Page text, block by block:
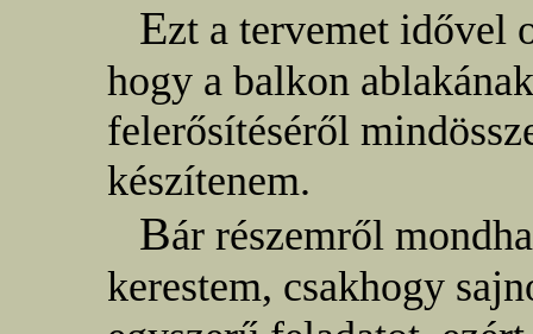
Ezt a tervemet idővel
hogy a balkon
felerősítéséről
készítenem.
Bár részemről
kerestem, csakhogy